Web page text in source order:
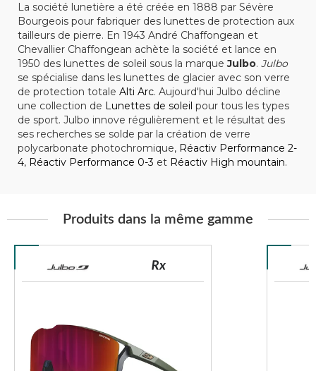
La société lunetière a été créée en 1888 par Sévère
Bourgeois pour fabriquer des lunettes de protection aux
tailleurs de pierre. En 1943 André Chaffongean et
Chevallier Chaffongean achète la société et lance en
1950 des lunettes de soleil sous la marqueJulbo. Julbo
se spécialise dans les lunettes de glacier avec son verre
de protection totale Alti Arc. Aujourd'hui Julbo décline
une collection de Lunettes de soleil pour tous les types
de sport. Julbo innove régulièrement et le résultat des
ses recherches se solde par la création de verre
polycarbonate photochromique, Réactiv Performance 2-
4, Réactiv Performance 0-3 et Réactiv High mountain.
Produits dans la même gamme